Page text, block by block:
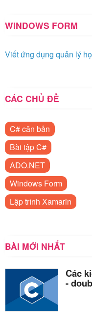
WINDOWS FORM
Viết ứng dụng quản lý
CÁC CHỦ ĐỀ
C# căn bản
Bài tập C#
ADO.NET
Windows Form
Lập trình Xamarin
BÀI MỚI NHẤT
Các
-